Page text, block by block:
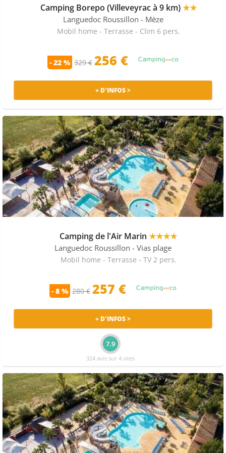
meilleures notes sur notre comparateur d'avis :
- Camping Parc Belle Vue : Tombez sous le charme de
Valras (Languedoc Roussillon) et logez... [ voir la suite
- Camping les Ondines : Le camping Les Ondines (4
Voici ce que vous pourrez visiter lors de vos vacances
Castelnau-de-Guers, Le Château, Castelnau-de-Guers,
Pioch Farrus Mine.
Camping Borepo (Villeveyrac à 9 km)★★
Languedoc Roussillon - Mèze
Mobil home - Terrasse - Clim 6 pers.
- 22 % 329 € 256 €
+ D'INFOS >
Camping de l'Air Marin ★★★★
Languedoc Roussillon - Vias plage
Mobil home - Terrasse - TV 2 pers.
- 8 % 280 € 257 €
+ D'INFOS >
7.9
324 avis sur 4 sites